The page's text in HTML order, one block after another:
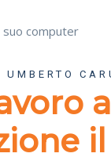
UMBERTO